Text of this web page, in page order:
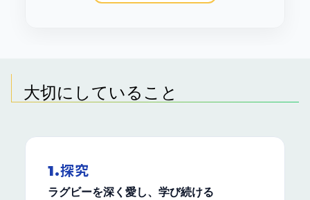
大切にしていること
1.探究
ラグビーを深く愛し、学び続ける